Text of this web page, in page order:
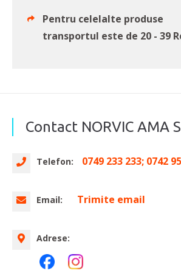
Pentru celelalte produse
transportul este de 20 - 39
Contact NORVIC AMA
Telefon: 0749 233 233; 0742
Email: Trimite email
Adrese: